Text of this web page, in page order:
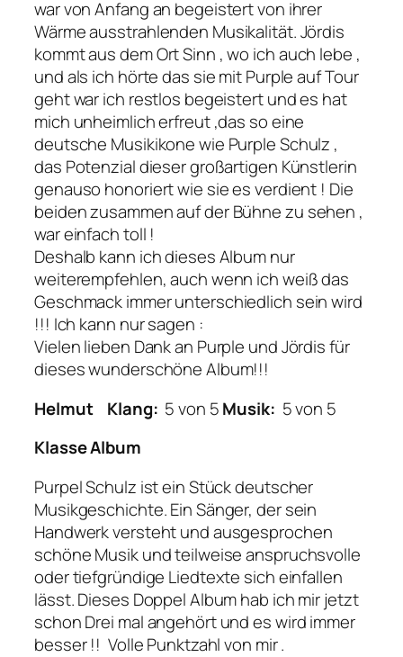
war von Anfang an begeistert von ihrer
Wärme ausstrahlenden Musikalität. Jördis
kommt aus dem Ort Sinn , wo ich auch lebe ,
und als ich hörte das sie mit Purple auf Tour
geht war ich restlos begeistert und es hat
mich unheimlich erfreut ,das so eine
deutsche Musikikone wie Purple Schulz ,
das Potenzial dieser großartigen Künstlerin
genauso honoriert wie sie es verdient ! Die
beiden zusammen auf der Bühne zu sehen ,
war einfach toll !
Deshalb kann ich dieses Album nur
weiterempfehlen, auch wenn ich weiß das
Geschmack immer unterschiedlich sein wird
!!! Ich kann nur sagen :
Vielen lieben Dank an Purple und Jördis für
dieses wunderschöne Album!!!
Helmut
Klang: 5 von 5Musik: 5 von 5
Klasse Album
Purpel Schulz ist ein Stück deutscher
Musikgeschichte. Ein Sänger, der sein
Handwerk versteht und ausgesprochen
schöne Musik und teilweise anspruchsvolle
oder tiefgründige Liedtexte sich einfallen
lässt. Dieses Doppel Album hab ich mir jetzt
schon Drei mal angehört und es wird immer
besser !! Volle Punktzahl von mir .